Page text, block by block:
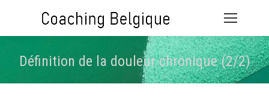
Définition de la douleur chronique (2/2)
Vous êtes ici :